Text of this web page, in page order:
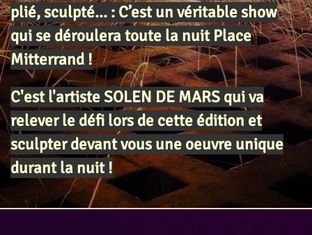
plié, sculpté… : C’est un véritable show
qui se déroulera toute la nuit Place
Mitterrand !
C'est l'artiste SOLEN DE MARS qui va
relever le défi lors de cette édition et
sculpter devant vous une oeuvre unique
durant la nuit !